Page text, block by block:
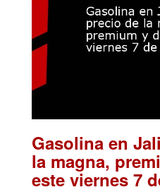
Gasolina en
la magna,
este viernes 7